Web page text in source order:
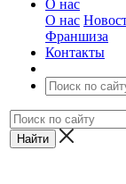
О нас
О нас
Франшиза
Контакты